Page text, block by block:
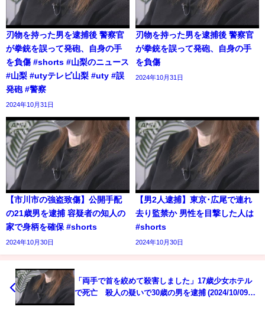
刃物を持った男を逮捕後 警察官
が拳銃を誤って発砲、自身の手
を負傷 #shorts #山梨のニュース
#山梨 #utyテレビ山梨 #uty #誤
発砲 #警察
2024年10月31日
刃物を持った男を逮捕後 警察官
が拳銃を誤って発砲、自身の手
を負傷
2024年10月31日
【市川市の強盗致傷】公開手配
の21歳男を逮捕 容疑者の知人の
家で身柄を確保 #shorts
2024年10月30日
【男2人逮捕】東京･広尾で連れ
去り監禁か 男性を目撃した人は
#shorts
2024年10月30日
「両手で首を絞めて殺害しました」17歳少女ホテル
で死亡 殺人の疑いで30歳の男を逮捕 (2024/10/09